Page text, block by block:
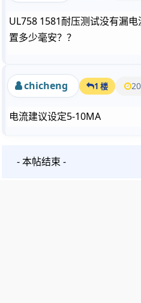
UL758 1581耐压测试没有漏
置多少毫安？？
chicheng 1 楼
电流建议设定5-10MA
- 本帖结束 -